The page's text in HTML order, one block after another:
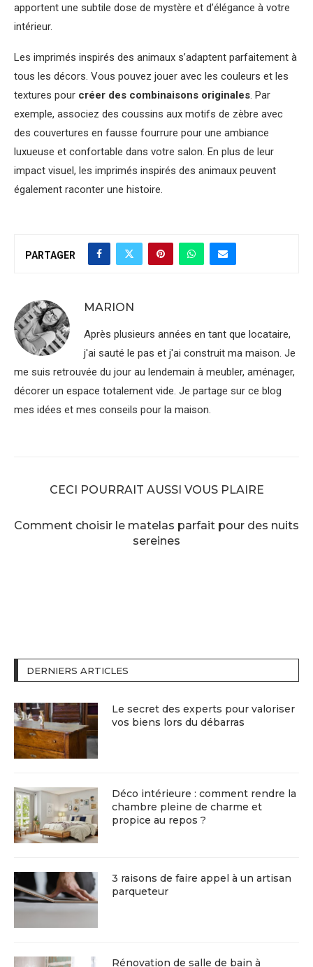
apportent une subtile dose de mystère et d’élégance à votre
intérieur.
Les imprimés inspirés des animaux s’adaptent parfaitement à
tous les décors. Vous pouvez jouer avec les couleurs et les
textures pour créer des combinaisons originales. Par
exemple, associez des coussins aux motifs de zèbre avec
des couvertures en fausse fourrure pour une ambiance
luxueuse et confortable dans votre salon. En plus de leur
impact visuel, les imprimés inspirés des animaux peuvent
également raconter une histoire.
PARTAGER
MARION
Après plusieurs années en tant que locataire,
j'ai sauté le pas et j'ai construit ma maison. Je
me suis retrouvée du jour au lendemain à meubler, aménager,
décorer un espace totalement vide. Je partage sur ce blog
mes idées et mes conseils pour la maison.
CECI POURRAIT AUSSI VOUS PLAIRE
Comment choisir le matelas parfait pour des nuits
sereines
DERNIERS ARTICLES
Le secret des experts pour valoriser
vos biens lors du débarras
Déco intérieure : comment rendre la
chambre pleine de charme et
propice au repos ?
3 raisons de faire appel à un artisan
parqueteur
Rénovation de salle de bain à